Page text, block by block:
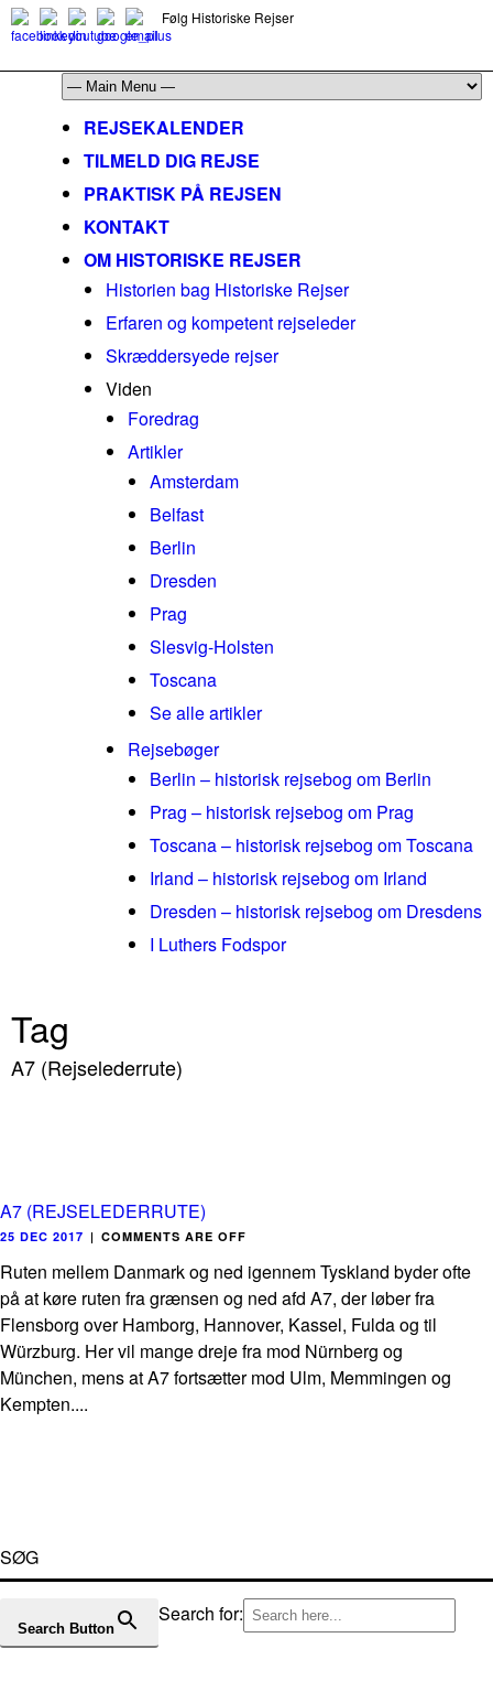
Følg Historiske Rejser
REJSEKALENDER
TILMELD DIG REJSE
PRAKTISK PÅ REJSEN
KONTAKT
OM HISTORISKE REJSER
Historien bag Historiske Rejser
Erfaren og kompetent rejseleder
Skræddersyede rejser
Viden
Foredrag
Artikler
Amsterdam
Belfast
Berlin
Dresden
Prag
Slesvig-Holsten
Toscana
Se alle artikler
Rejsebøger
Berlin – historisk rejsebog om Berlin
Prag – historisk rejsebog om Prag
Toscana – historisk rejsebog om Toscana
Irland – historisk rejsebog om Irland
Dresden – historisk rejsebog om Dresdens
I Luthers Fodspor
Tag
A7 (Rejselederrute)
A7 (REJSELEDERRUTE)
25 DEC 2017 | COMMENTS ARE OFF
Ruten mellem Danmark og ned igennem Tyskland byder ofte
på at køre ruten fra grænsen og ned afd A7, der løber fra
Flensborg over Hamborg, Hannover, Kassel, Fulda og til
Würzburg. Her vil mange dreje fra mod Nürnberg og
München, mens at A7 fortsætter mod Ulm, Memmingen og
Kempten....
SØG
Search for:
Search Button